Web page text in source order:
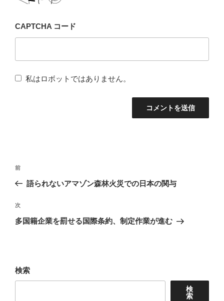
CAPTCHA コード
私はロボットではありません。
投
稿
ビ
ゲ
ョ
前
の
稿
前
語られないアマゾン森林火災での日本の関与
次
の
次
多国籍企業を罰せる国際条約、制定作業が進む
検索
検
索